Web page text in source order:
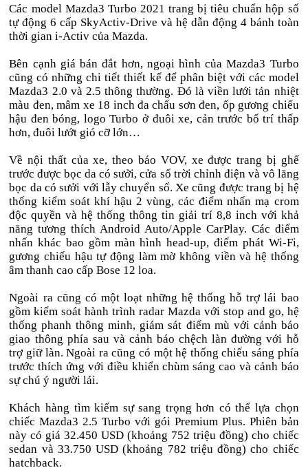
Các model Mazda3 Turbo 2021 trang bị tiêu chuẩn hộp số
tự động 6 cấp SkyActiv-Drive và hệ dẫn động 4 bánh toàn
thời gian i-Activ của Mazda.
Bên cạnh giá bán đắt hơn, ngoại hình của Mazda3 Turbo
cũng có những chi tiết thiết kế để phân biệt với các model
Mazda3 2.0 và 2.5 thông thường. Đó là viền lưới tản nhiệt
màu đen, mâm xe 18 inch đa chấu sơn đen, ốp gương chiếu
hậu đen bóng, logo Turbo ở đuôi xe, cản trước bố trí thấp
hơn, đuôi lướt gió cỡ lớn…
Về nội thất của xe, theo báo VOV, xe được trang bị ghế
trước được bọc da có sưởi, cửa sổ trời chỉnh điện và vô lăng
bọc da có sưởi với lẫy chuyển số. Xe cũng được trang bị hệ
thống kiểm soát khí hậu 2 vùng, các điểm nhấn mạ crom
độc quyền và hệ thống thông tin giải trí 8,8 inch với khả
năng tương thích Android Auto/Apple CarPlay. Các điểm
nhấn khác bao gồm màn hình head-up, điểm phát Wi-Fi,
gương chiếu hậu tự động làm mờ không viền và hệ thống
âm thanh cao cấp Bose 12 loa.
Ngoài ra cũng có một loạt những hệ thống hỗ trợ lái bao
gồm kiểm soát hành trình radar Mazda với stop and go, hệ
thống phanh thông minh, giám sát điểm mù với cảnh báo
giao thông phía sau và cảnh báo chệch làn đường với hỗ
trợ giữ làn. Ngoài ra cũng có một hệ thống chiếu sáng phía
trước thích ứng với điều khiển chùm sáng cao và cảnh báo
sự chú ý người lái.
Khách hàng tìm kiếm sự sang trọng hơn có thể lựa chọn
chiếc Mazda3 2.5 Turbo với gói Premium Plus. Phiên bản
này có giá 32.450 USD (khoảng 752 triệu đồng) cho chiếc
sedan và 33.750 USD (khoảng 782 triệu đồng) cho chiếc
hatchback.